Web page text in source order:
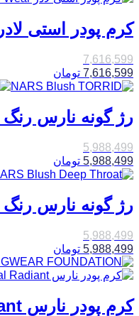
کرم پودر استی لادر Double Wear
7,616,599
7,616,599 تومان
رژ گونه نارس رنگ TORRID
5,988,499
5,988,499 تومان
رژ گونه نارس رنگ Deep Throat
5,988,499
5,988,499 تومان
کرم پودر نارس Natural Radiant